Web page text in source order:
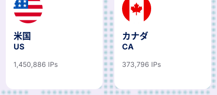
米国
US
1,450,886 IPs
カナダ
CA
373,796 IPs